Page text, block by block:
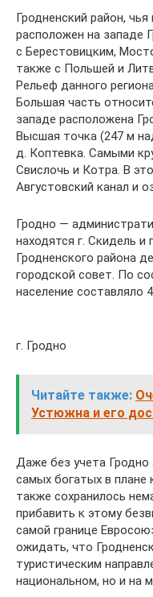
Гродненский район,
расположен на западе
с Берестовицким,
также с Польшей и
Рельеф данного
Большая часть
западе расположена
Высшая точка (247 м
д. Коптевка. Самыми
Свислочь и Котра. В
Августовский канал и
Гродно —
находятся г. Скидель и
Гродненского района
городской совет. По
население составляло
г. Гродно
Читайте также:
Устюжна и его
Даже без учета Гродно
самых богатых в плане
также сохранилось
прибавить к этому
самой границе
ожидать, что
туристическим
национальном, но и на